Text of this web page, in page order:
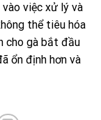
việc xử lý và
thể tiêu hóa
cho gà bắt đầu
ổn định hơn và